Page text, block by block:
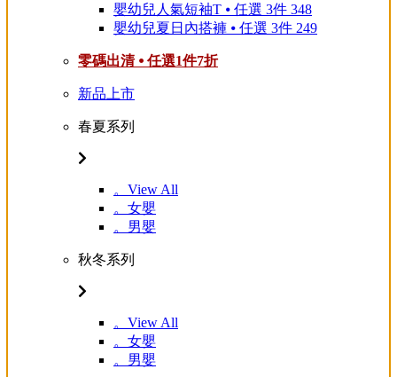
嬰幼兒人氣短袖T ⦁ 任選 3件 348
嬰幼兒夏日內搭褲 ⦁ 任選 3件 249
零碼出清 ⦁ 任選1件7折
新品上市
春夏系列
。View All
。女嬰
。男嬰
秋冬系列
。View All
。女嬰
。男嬰